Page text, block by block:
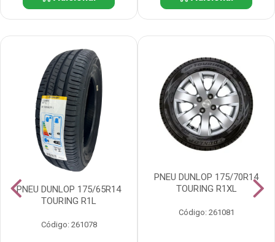
PNEU DUNLOP 175/65R14
TOURING R1L
Código: 261078
PNEU DUNLOP 175/70R14
TOURING R1XL
Código: 261081